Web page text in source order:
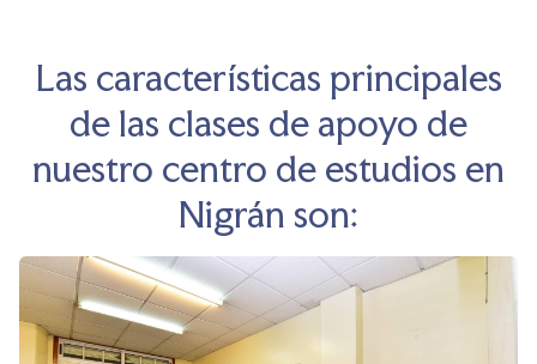
Las características principales
de las clases de apoyo de
nuestro centro de estudios en
Nigrán son: